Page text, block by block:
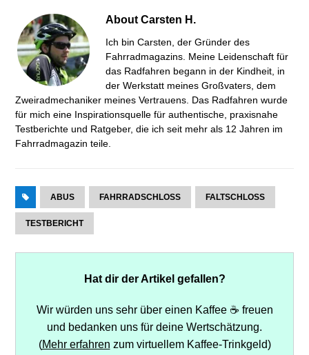
About Carsten H.
Ich bin Carsten, der Gründer des
Fahrradmagazins. Meine Leidenschaft für
das Radfahren begann in der Kindheit, in
der Werkstatt meines Großvaters, dem
Zweiradmechaniker meines Vertrauens. Das Radfahren wurde
für mich eine Inspirationsquelle für authentische, praxisnahe
Testberichte und Ratgeber, die ich seit mehr als 12 Jahren im
Fahrradmagazin teile.
ABUS FAHRRADSCHLOSS FALTSCHLOSS
TESTBERICHT
Hat dir der Artikel gefallen?
Wir würden uns sehr über einen Kaffee ☕ freuen
und bedanken uns für deine Wertschätzung.
(Mehr erfahren zum virtuellem Kaffee-Trinkgeld)